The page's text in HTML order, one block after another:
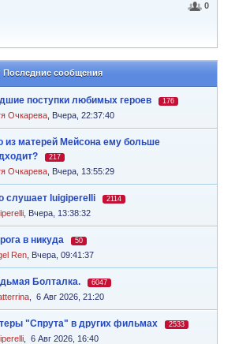
0
Последние сообщения
поступки любимых героев 176
Очкарева Вчера, 22:37:40
из матерей Мейсона ему больше
217
Очкарева Вчера, 13:55:29
слушает luigiperelli 2114
Вчера, 13:38:32
в никуда 50
Ren Вчера, 09:41:37
Болталка. 6047
6 Авг 2026, 21:20
"Спрута" в других фильмах 2533
6 Авг 2026, 16:40